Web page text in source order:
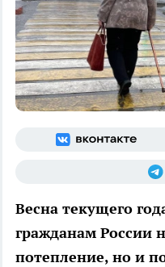
Весна текущего
гражданам России
потепление, но и